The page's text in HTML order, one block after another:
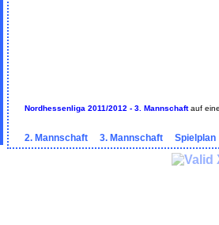
Nordhessenliga 2011/2012 - 3. Mannschaftauf
2. Mannschaft 3. Mannschaft Spielplan